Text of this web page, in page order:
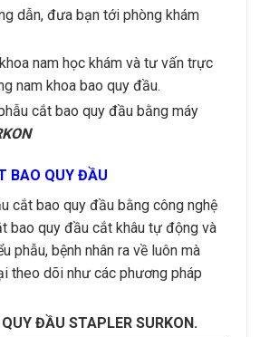
dẫn, đưa bạn tới phòng khám
nam học khám và tư vấn trực
nam khoa bao quy đầu.
cắt bao quy đầu bằng máy
BAO QUY ĐẦU
cắt bao quy đầu bằng công nghệ
bao quy đầu cắt khâu tự động và
phẫu, bệnh nhân ra về luôn mà
theo dõi như các phương pháp
ĐẦU STAPLER SURKON.